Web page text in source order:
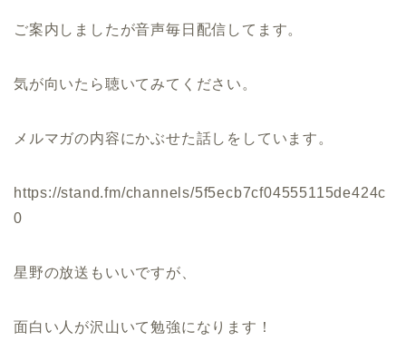
ご案内しましたが音声毎日配信してます。
気が向いたら聴いてみてください。
メルマガの内容にかぶせた話しをしています。
https://stand.fm/channels/5f5ecb7cf04555115de424c
0
星野の放送もいいですが、
面白い人が沢山いて勉強になります！